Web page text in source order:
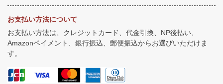
お支払い方法について
お支払い方法は、クレジットカード、代金引換、NP後払い、
Amazonペイメント、銀行振込、郵便振込からお選びいただけま
す。